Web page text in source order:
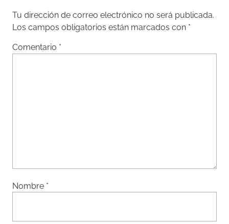
Tu dirección de correo electrónico no será publicada.
Los campos obligatorios están marcados con *
Comentario *
Nombre *